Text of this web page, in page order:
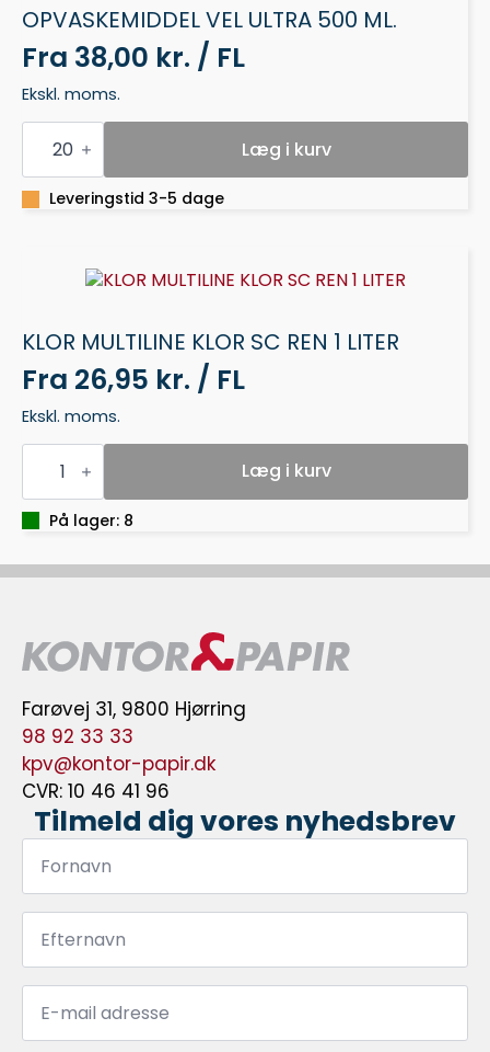
OPVASKEMIDDEL VEL ULTRA 500 ML.
Fra 38,00 kr. / FL
Ekskl. moms.
OPVASKEMIDDEL
ULTRA
500
ML.
antal
Læg i kurv
Leveringstid 3-5 dage
KLOR MULTILINE KLOR SC REN 1 LITER
Fra 26,95 kr. / FL
Ekskl. moms.
KLOR
MULTILINE
KLOR
SC
REN
antal
Læg i kurv
På lager: 8
Farøvej 31, 9800 Hjørring
98 92 33 33
kpv@kontor-papir.dk
CVR: 10 46 41 96
Tilmeld dig vores nyhedsbrev
Fornavn
Efternavn
Email